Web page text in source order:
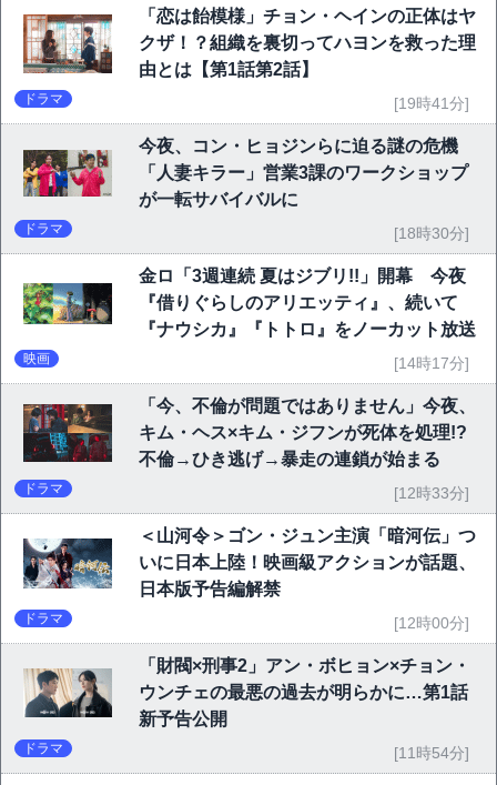
「恋は飴模様」チョン・ヘインの正体はヤ
クザ！？組織を裏切ってハヨンを救った理
由とは【第1話第2話】
ドラマ [19時41分]
今夜、コン・ヒョジンらに迫る謎の危機
「人妻キラー」営業3課のワークショップ
が一転サバイバルに
ドラマ [18時30分]
金ロ「3週連続 夏はジブリ!!」開幕 今夜
『借りぐらしのアリエッティ』、続いて
『ナウシカ』『トトロ』をノーカット放送
映画 [14時17分]
「今、不倫が問題ではありません」今夜、
キム・ヘス×キム・ジフンが死体を処理!?
不倫→ひき逃げ→暴走の連鎖が始まる
ドラマ [12時33分]
＜山河令＞ゴン・ジュン主演「暗河伝」つ
いに日本上陸！映画級アクションが話題、
日本版予告編解禁
ドラマ [12時00分]
「財閥×刑事2」アン・ボヒョン×チョン・
ウンチェの最悪の過去が明らかに…第1話
新予告公開
ドラマ [11時54分]